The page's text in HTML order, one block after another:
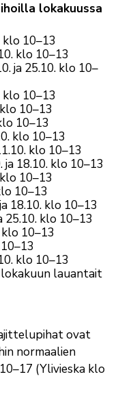
lokakuussa
10–13
klo 10–13
ja 25.10. klo 10–
10–13
10–13
10–13
klo 10–13
klo 10–13
18.10. klo 10–13
10–13
10–13
18.10. klo 10–13
25.10. klo 10–13
10–13
klo 10–13
lauantait
ovat
normaalien
(Ylivieska klo